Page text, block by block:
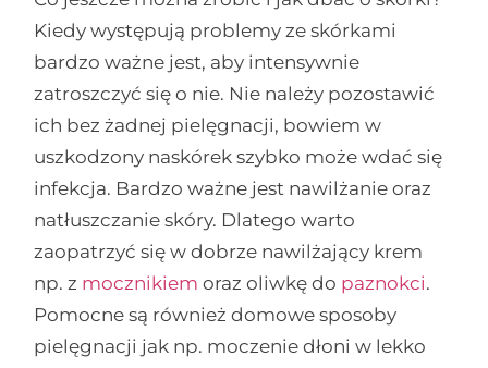
Kiedy występują problemy ze skórkami
bardzo ważne jest, aby intensywnie
zatroszczyć się o nie. Nie należy pozostawić
ich bez żadnej pielęgnacji, bowiem w
uszkodzony naskórek szybko może wdać się
infekcja. Bardzo ważne jest nawilżanie oraz
natłuszczanie skóry. Dlatego warto
zaopatrzyć się w dobrze nawilżający krem
np. z mocznikiem oraz oliwkę do paznokci.
Pomocne są również domowe sposoby
pielęgnacji jak np. moczenie dłoni w lekko